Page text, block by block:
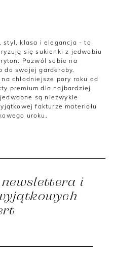
styl, klasa i elegancja - to
się sukienki z jedwabiu
Pozwól sobie na
do swojej garderoby.
chłodniejsze pory roku od
premium dla najbardziej
są niezwykle
fakturze materiału
uroku.
Zaszalej i wybierz
to!
to coś absolutnie
W sukience z
kobieco i zmysłowo, a
aż po romantyczne
i